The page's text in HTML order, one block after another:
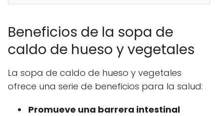
Beneficios de la sopa de
caldo de hueso y vegetales
La sopa de caldo de hueso y vegetales
ofrece una serie de beneficios para la salud:
Promueve una barrera intestinal